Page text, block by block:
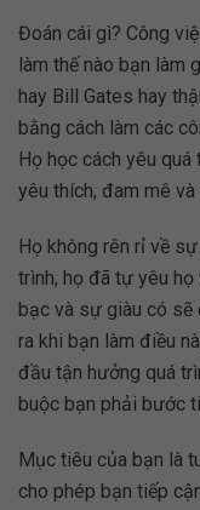
Đoán cái gì? Công
làm thế nào bạn làm
hay Bill Gates hay
bằng cách làm các
Họ học cách yêu
yêu thích, đam mê
Họ không rên rỉ về
trình, họ đã tự yêu
bạc và sự giàu có
ra khi bạn làm điều
đầu tận hưởng quá
buộc bạn phải bước
Mục tiêu của bạn là
cho phép bạn tiếp